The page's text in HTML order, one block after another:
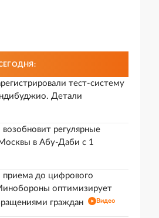
тест-систему
Детали
регулярные
в Абу-Даби с 1
приема до цифрового
оптимизирует
граждан
Видео